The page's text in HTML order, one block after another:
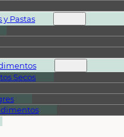
y Pastas
Secos